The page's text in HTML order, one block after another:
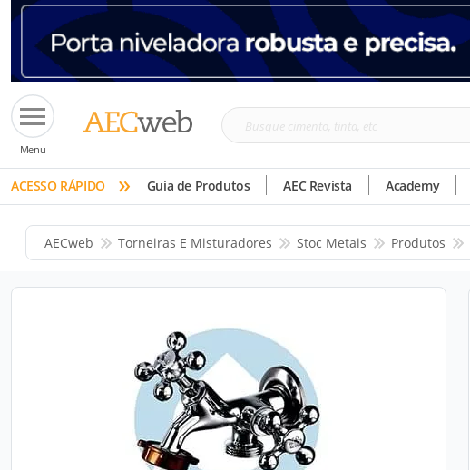
Menu
Busque
tinta,
etc
ACESSO RÁPIDO » Guia de Produtos AEC Revista Academy
AECweb Torneiras E Misturadores Stoc Metais Produtos